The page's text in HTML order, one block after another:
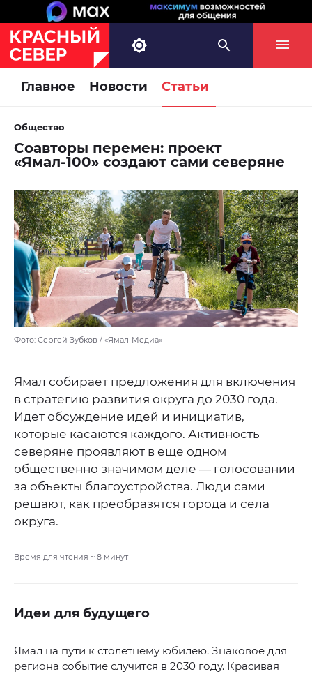
Главное Новости Статьи
Общество
Соавторы перемен: проект
«Ямал-100» создают сами северяне
Фото: Сергей Зубков / «Ямал-Медиа»
Ямал собирает предложения для включения
в стратегию развития округа до 2030 года.
Идет обсуждение идей и инициатив,
которые касаются каждого. Активность
северяне проявляют в еще одном
общественно значимом деле — голосовании
за объекты благоустройства. Люди сами
решают, как преобразятся города и села
округа.
Время для чтения ~ 8 минут
Идеи для будущего
Ямал на пути к столетнему юбилею. Знаковое для
региона событие случится в 2030 году. Красивая